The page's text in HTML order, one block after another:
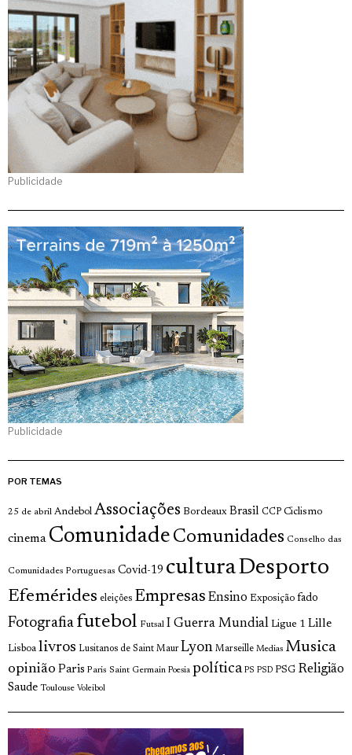
Publicidade
Publicidade
POR TEMAS
25 de abril Andebol Associações Bordeaux Brasil CCP Ciclismo
cinema Comunidade Comunidades Conselho das
Comunidades Portuguesas Covid-19 culturaDesporto
Efemérides eleições Empresas Ensino Exposição fado
Fotografia futebol Futsal I Guerra Mundial Ligue 1 Lille
Lisboa livros Lusitanos de Saint Maur Lyon Marseille Medias Musica
opinião Paris Paris Saint Germain Poesia política PS PSD PSG Religião
Saude Toulouse Voleibol